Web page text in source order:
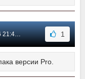
Ivan Pomidorov (14 апреля 2026 21:44) Сообщение #1348 1
версии Pro.